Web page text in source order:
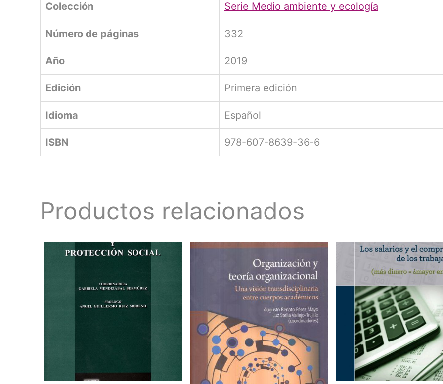
Colección Serie Medio ambiente y ecología
Número de páginas 332
Año 2019
Edición Primera edición
Idioma Español
ISBN 978-607-8639-36-6
Productos relacionados